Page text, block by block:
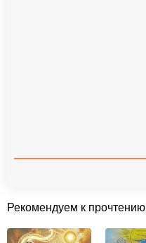
Рекомендуем к прочтению